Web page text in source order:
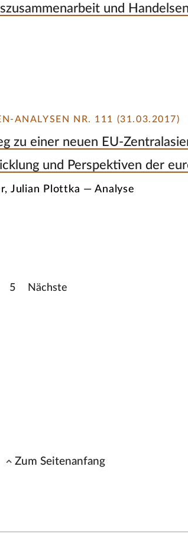
und
ANALYSEN NR. 111 (31.03.2017)
zu einer neuen EU-
und Perspektiven der
Julian Plottka — Analyse
5 Nächste
Zum Seitenanfang